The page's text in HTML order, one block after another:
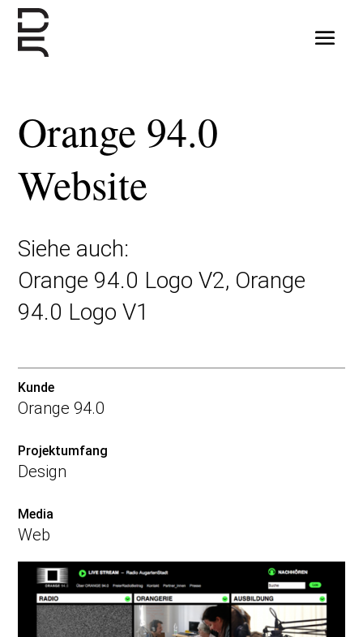
Orange 94.0
Website
Siehe auch:
Orange 94.0 Logo V2, Orange
94.0 Logo V1
Kunde
Orange 94.0
Projektumfang
Design
Media
Web